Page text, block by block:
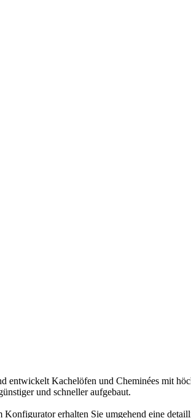
entwickelt Kachelöfen und Cheminées mit
und schneller aufgebaut.
erhalten Sie umgehend eine